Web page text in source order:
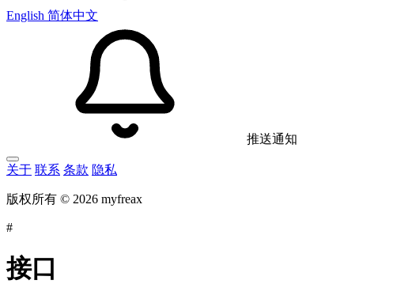
English 简体中文
推送通知
关于 联系 条款 隐私
版权所有 © 2026 myfreax
#
接口